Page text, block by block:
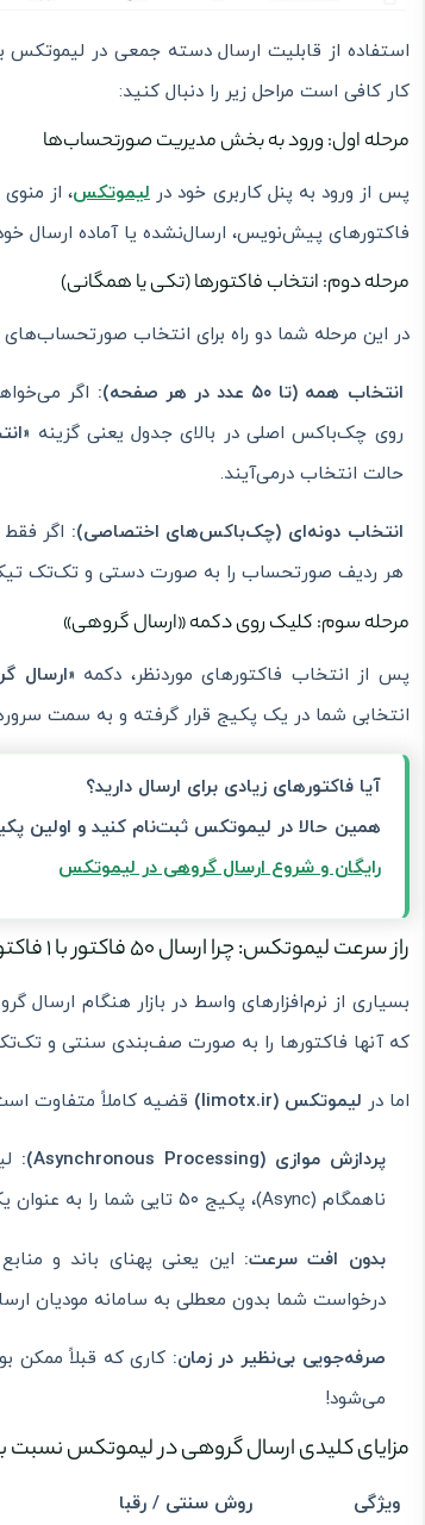
استفاده از قابلیت ارسال دسته جمعی در لیموتکس
کار کافی است مراحل زیر را دنبال کنید:
مرحله اول: ورود به بخش مدیریت صورتحساب‌ها
پس از ورود به پنل کاربری خود درلیموتکس، از
فاکتورهای پیش‌نویس، ارسال‌نشده یا آماده ارسال
مرحله دوم: انتخاب فاکتورها (تکی یا همگانی)
در این مرحله شما دو راه برای انتخاب صورتحساب‌های
انتخاب همه (تا ۵۰ عدد در هر صفحه):
اگر
روی چک‌باکس اصلی در بالای جدول یعنی گزینه
حالت انتخاب درمی‌آیند.
انتخاب دونه‌ای (چک‌باکس‌های اختصاصی): اگر
هر ردیف صورتحساب را به صورت دستی و تک‌تک
مرحله سوم: کلیک روی دکمه «ارسال گروهی»
پس از انتخاب فاکتورهای موردنظر، دکمه «ارسال
انتخابی شما در یک پکیج قرار گرفته و به سمت
آیا فاکتورهای زیادی برای ارسال دارید؟
همین حالا در لیموتکس ثبت‌نام کنید و اولین پکیج ۵۰ تایی صورتحساب‌های خود را با سرعت نور ارسال
رایگان و شروع ارسال گروهی در لیموتکس
راز سرعت لیموتکس: چرا ارسال ۵۰ فاکتور با ۱ فاکتور تفاوتی ندارد؟
که آنها فاکتورها را به صورت صف‌بندی سنتی و
اما در لیموتکس (limotx.ir) قضیه کاملاً متفاوت
پردازش موازی (Asynchronous Processing):
ناهمگام (Async)، پکیج ۵۰ تایی شما را به عنوان یک درخواست یکپارچه و بهینه‌سازی شده بسته‌بندی می‌کند.
بدون افت سرعت:
درخواست شما بدون معطلی به سامانه مودیان
صرفه‌جویی بی‌نظیر در زمان:
می‌شود!
مزایای کلیدی ارسال گروهی در لیموتکس نسبت
ویژگی روش سنتی / رقبا